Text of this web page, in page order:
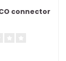
connector